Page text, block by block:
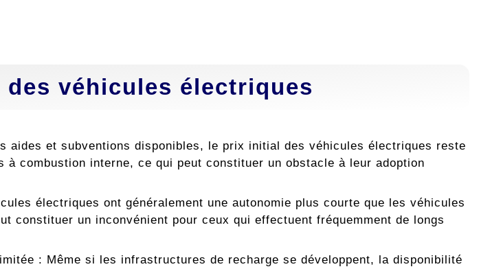
véhicules électriques
aides et subventions disponibles, le prix initial des véhicules électriques reste
à combustion interne, ce qui peut constituer un obstacle à leur adoption
électriques ont généralement une autonomie plus courte que les véhicules
constituer un inconvénient pour ceux qui effectuent fréquemment de longs
: Même si les infrastructures de recharge se développent, la disponibilité